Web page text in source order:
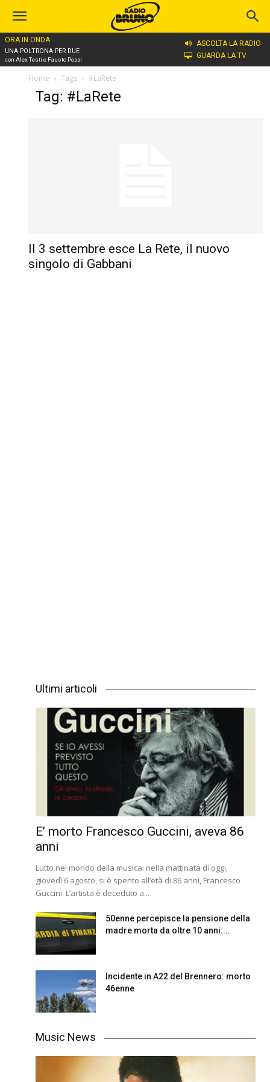
ORA IN ONDA
UNA POLTRONA PER DUE
con Alex Testi e Fausto Peppi
ASCOLTA LA RADIO
GUARDA LA TV
Home Tags #LaRete
Tag: #LaRete
Il 3 settembre esce La Rete, il nuovo
singolo di Gabbani
Ultimi articoli
E’ morto Francesco Guccini, aveva 86
anni
Lutto nel mondo della musica: nella mattinata di oggi,
giovedì 6 agosto, si è spento all’età di 86 anni, Francesco
Guccini. L’artista è deceduto a...
50enne percepisce la pensione della
madre morta da oltre 10 anni:...
Incidente in A22 del Brennero: morto
46enne
Music News